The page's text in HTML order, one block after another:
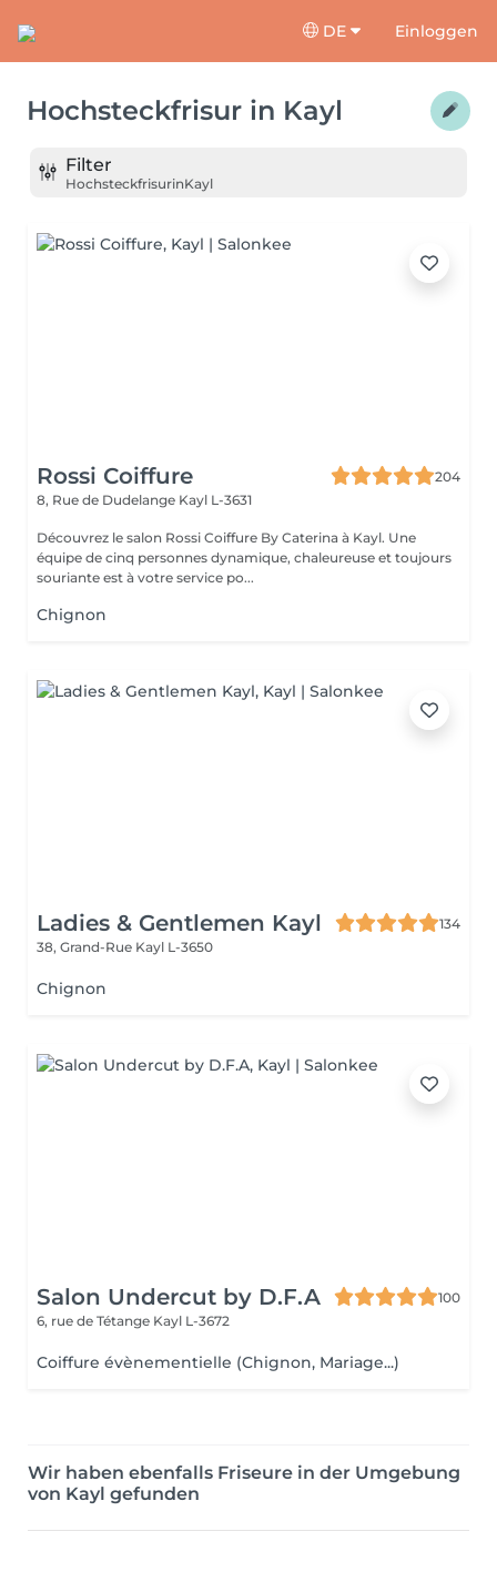
DE Einloggen
Hochsteckfrisur in Kayl
Filter
HochsteckfrisurinKayl
Rossi Coiffure
204
8, Rue de Dudelange Kayl L-3631
Découvrez le salon Rossi Coiffure By Caterina à Kayl. Une
équipe de cinq personnes dynamique, chaleureuse et toujours
souriante est à votre service po...
Chignon
Ladies & Gentlemen Kayl
134
38, Grand-Rue Kayl L-3650
Chignon
Salon Undercut by D.F.A
100
6, rue de Tétange Kayl L-3672
Coiffure évènementielle (Chignon, Mariage...)
Wir haben ebenfalls Friseure in der Umgebung
von Kayl gefunden